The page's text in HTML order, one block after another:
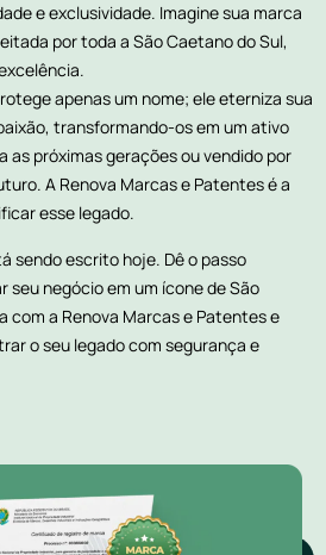
e exclusividade. Imagine sua marca
por toda a São Caetano do Sul,
apenas um nome; ele eterniza sua
transformando-os em um ativo
as próximas gerações ou vendido por
A Renova Marcas e Patentes é a
esse legado.
sendo escrito hoje. Dê o passo
negócio em um ícone de São
com a Renova Marcas e Patentes e
o seu legado com segurança e